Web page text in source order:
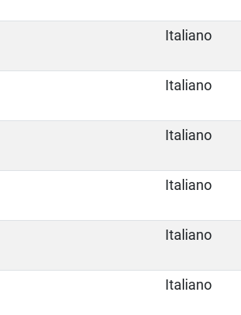
Italiano
Italiano
Italiano
Italiano
Italiano
Italiano